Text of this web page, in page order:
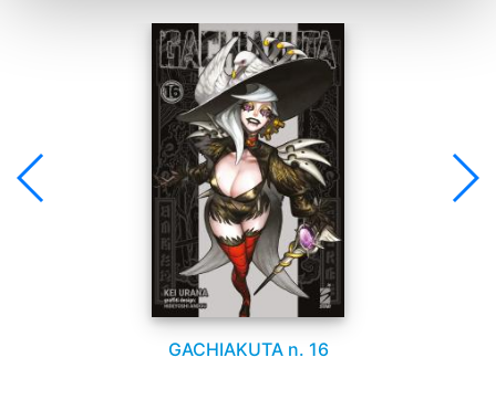
GACHIAKUTA n. 16